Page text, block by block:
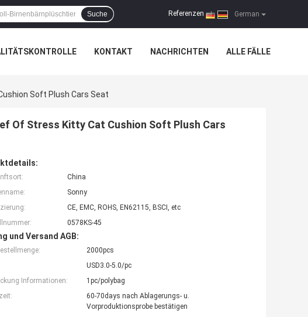
German
Referenzen |
Suche
KONTAKT NACHRICHTEN ALLE FÄLLE
Soft Plush Cars Seat
Of Stress Kitty Cat Cushion Soft Plush Cars
China
Sonny
CE, EMC, ROHS, EN62115, BSCI, etc
0578KS-45
und Versand AGB:
2000pcs
USD3.0-5.0/pc
Informationen:
1pc/polybag
60-70days nach Ablagerungs- u.
Vorproduktionsprobe bestätigen